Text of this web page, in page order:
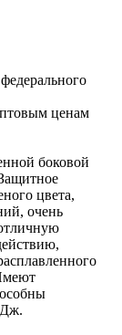
ценам
боковой
цвета,
очень
Дж.